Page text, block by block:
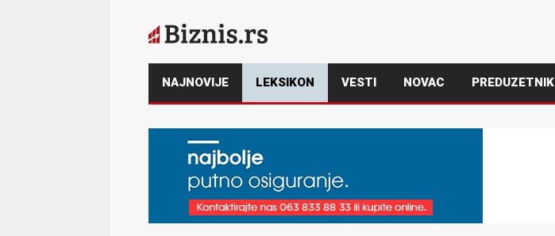
NAJNOVIJE LEKSIKON VESTI NOVAC PREDUZETNIK